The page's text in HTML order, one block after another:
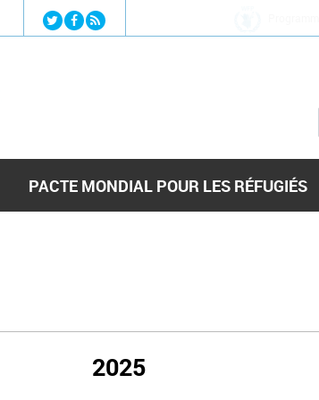
Jump to navigation
PACTE MONDIAL POUR LES RÉFUGIÉS
2025